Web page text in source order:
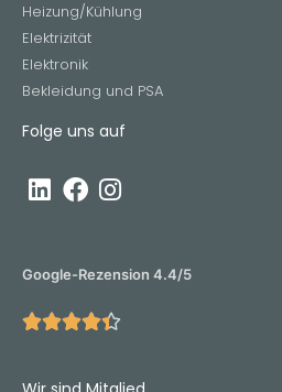
Heizung/Kühlung
Elektrizität
Elektronik
Bekleidung und PSA
Folge uns auf
Google-Rezension 4.4/5
